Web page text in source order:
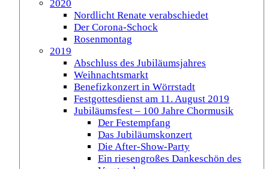
2020
Nordlicht Renate verabschiedet
Der Corona-Schock
Rosenmontag
2019
Abschluss des Jubiläumsjahres
Weihnachtsmarkt
Benefizkonzert in Wörrstadt
Festgottesdienst am 11. August 2019
Jubiläumsfest – 100 Jahre Chormusik
Der Festempfang
Das Jubiläumskonzert
Die After-Show-Party
Ein riesengroßes Dankeschön des